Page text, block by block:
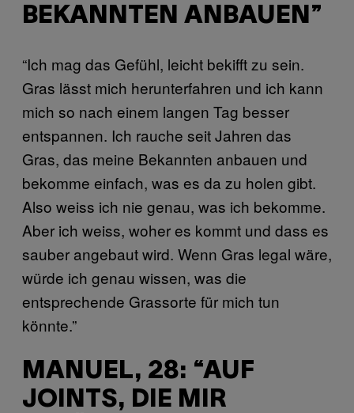
BEKANNTEN ANBAUEN”
“Ich mag das Gefühl, leicht bekifft zu sein.
Gras lässt mich herunterfahren und ich kann
mich so nach einem langen Tag besser
entspannen. Ich rauche seit Jahren das
Gras, das meine Bekannten anbauen und
bekomme einfach, was es da zu holen gibt.
Also weiss ich nie genau, was ich bekomme.
Aber ich weiss, woher es kommt und dass es
sauber angebaut wird. Wenn Gras legal wäre,
würde ich genau wissen, was die
entsprechende Grassorte für mich tun
könnte.”
MANUEL, 28: “AUF
JOINTS, DIE MIR